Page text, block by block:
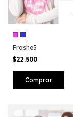
Frashe5
$22.500
Comprar